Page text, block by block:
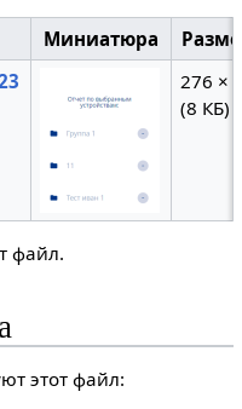
Миниатюра
276 ×
(8 КБ)
файл.
этот файл: